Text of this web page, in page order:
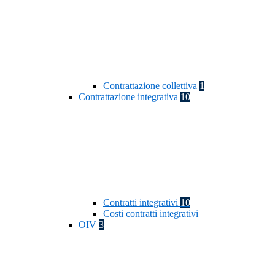
Contrattazione collettiva 1
Contrattazione integrativa 10
Contratti integrativi 10
Costi contratti integrativi
OIV 3